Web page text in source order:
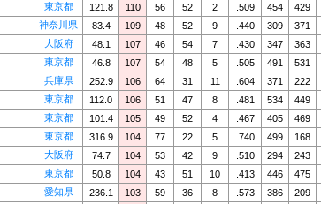
東京都 121.8 110 56 52 2 .509 454 429
神奈川県 83.4 109 48 52 9 .440 309 371
大阪府 48.1 107 46 54 7 .430 347 363
東京都 46.8 107 54 48 5 .505 491 531
兵庫県 252.9 106 64 31 11 .604 371 222
東京都 112.0 106 51 47 8 .481 534 449
東京都 101.4 105 49 52 4 .467 405 469
東京都 316.9 104 77 22 5 .740 499 168
大阪府 74.7 104 53 42 9 .510 294 243
東京都 50.8 104 43 51 10 .413 446 475
愛知県 236.1 103 59 36 8 .573 386 209